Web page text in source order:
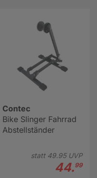
Contec
Bike Slinger Fahrrad
Abstellständer
statt 49.95UVP
44.99